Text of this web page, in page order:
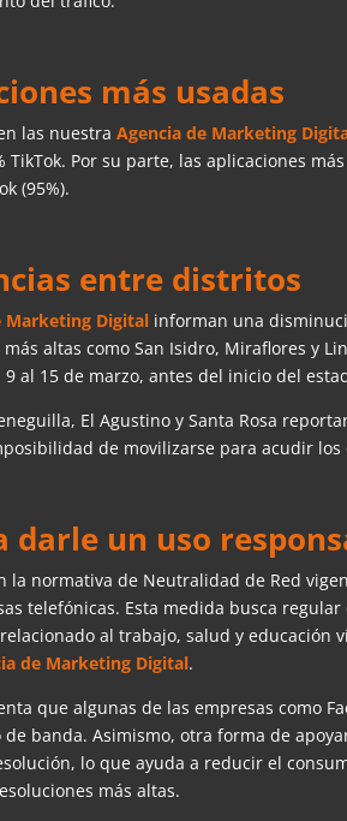
más usadas
las nuestraAgencia de Marketing
TikTok. Por su parte, las aplicaciones
(95%).
entre distritos
Marketing Digital informan una
altas como San Isidro, Miraflores y
al 15 de marzo, antes del inicio del
El Agustino y Santa Rosa
de movilizarse para acudir los
darle un uso
la normativa de Neutralidad de Red
telefónicas. Esta medida busca
al trabajo, salud y educación
de Marketing Digital.
que algunas de las empresas como
banda. Asimismo, otra forma de
lo que ayuda a reducir el
más altas.